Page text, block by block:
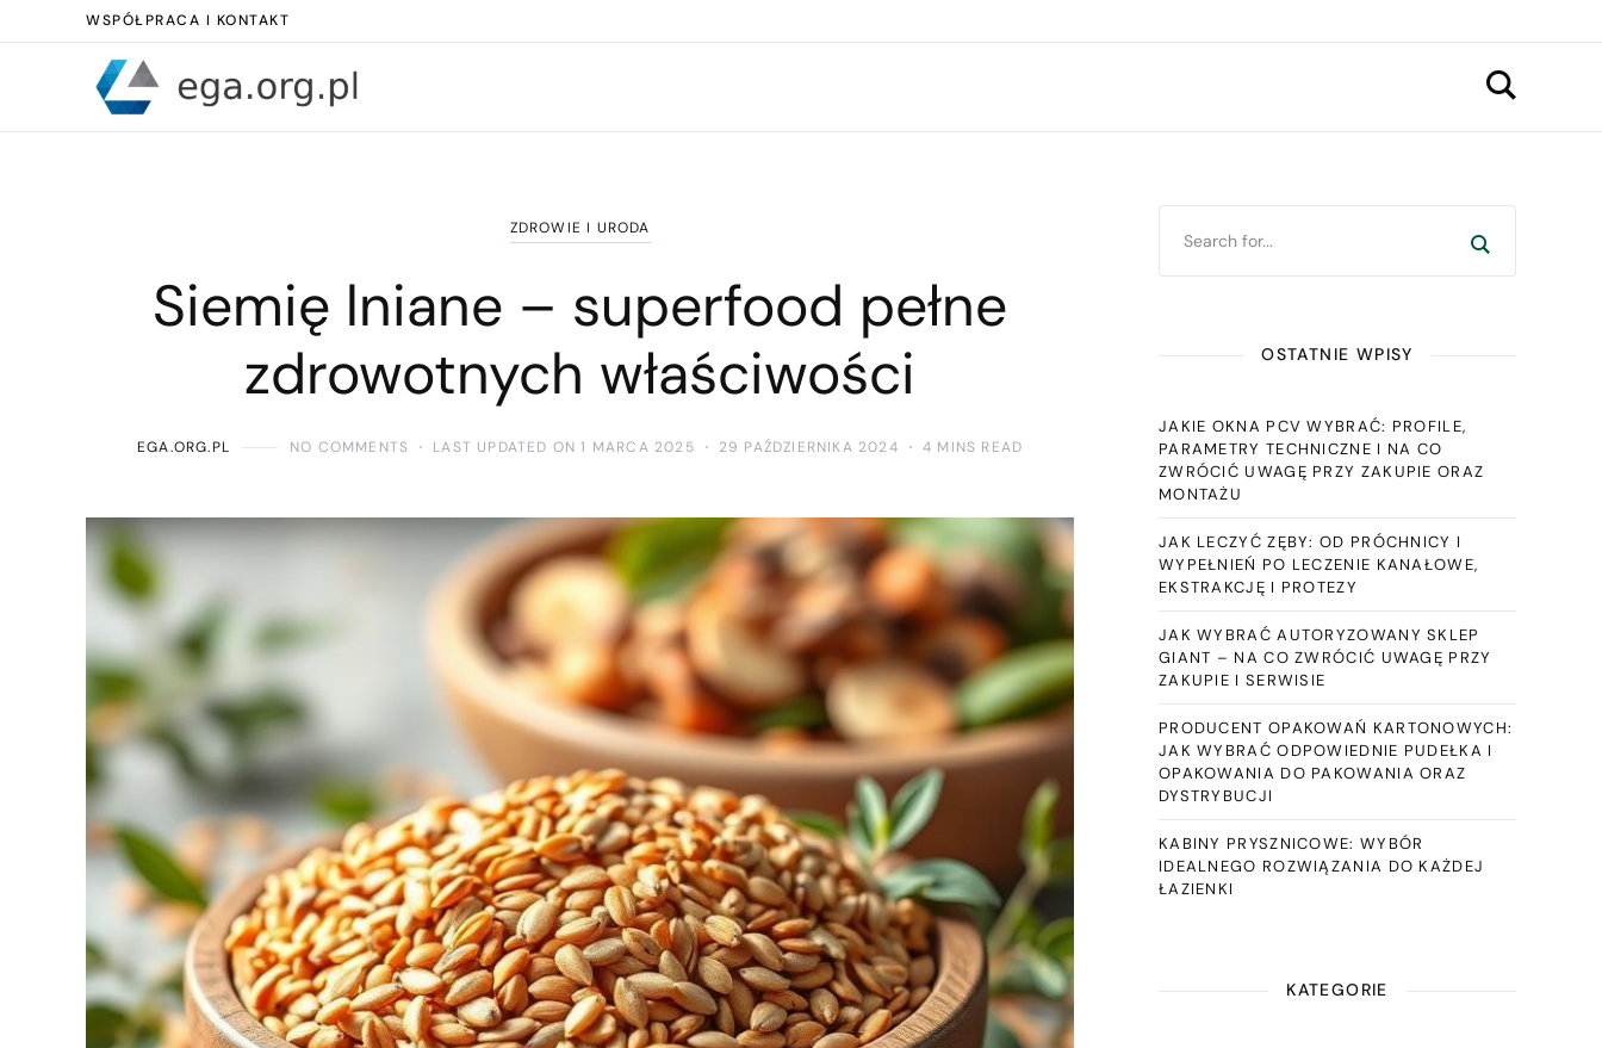
WSPÓŁPRACA I KONTAKT
ZDROWIE I URODA
Siemię lniane – superfood pełne
zdrowotnych właściwości
EGA.ORG.PL NO COMMENTS LAST UPDATED ON 1 MARCA 2025 29 PAŹDZIERNIKA 2024 4 MINS READ
OSTATNIE WPISY
JAKIE OKNA PCV WYBRAĆ: PROFILE,
PARAMETRY TECHNICZNE I NA CO
ZWRÓCIĆ UWAGĘ PRZY ZAKUPIE ORAZ
MONTAŻU
JAK LECZYĆ ZĘBY: OD PRÓCHNICY I
WYPEŁNIEŃ PO LECZENIE KANAŁOWE,
EKSTRAKCJĘ I PROTEZY
JAK WYBRAĆ AUTORYZOWANY SKLEP
GIANT – NA CO ZWRÓCIĆ UWAGĘ PRZY
ZAKUPIE I SERWISIE
PRODUCENT OPAKOWAŃ KARTONOWYCH:
JAK WYBRAĆ ODPOWIEDNIE PUDEŁKA I
OPAKOWANIA DO PAKOWANIA ORAZ
DYSTRYBUCJI
KABINY PRYSZNICOWE: WYBÓR
IDEALNEGO ROZWIĄZANIA DO KAŻDEJ
ŁAZIENKI
KATEGORIE